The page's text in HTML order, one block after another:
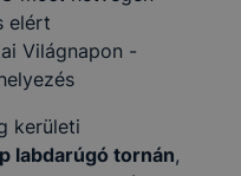
elért
Világnapon -
kerületi
labdarúgó tornán,